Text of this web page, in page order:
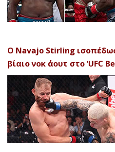
Ο Navajo Stirling
βίαιο νοκ άουτ στο ‘UFC